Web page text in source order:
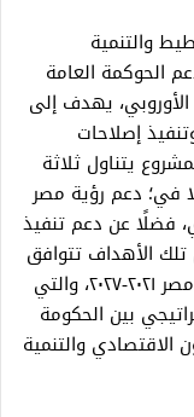
والتنمية
الحوكمة العامة
يهدف إلى
إصلاحات
يتناول ثلاثة
في؛ دعم رؤية مصر
فضلًا عن دعم تنفيذ
الأهداف تتوافق
مع أولويات الشراكة بين الاتحاد الأوروبي ومصر ٢٠٢١-٢٠٢٧، والتي
بين الحكومة
الاقتصادي والتنمية